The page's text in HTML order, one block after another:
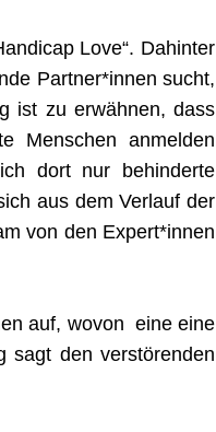
Love“. Dahinter
Partner*innen sucht,
ist zu erwähnen, dass
Menschen anmelden
dort nur behinderte
aus dem Verlauf der
von den Expert*innen
auf, wovon eine eine
sagt den verstörenden